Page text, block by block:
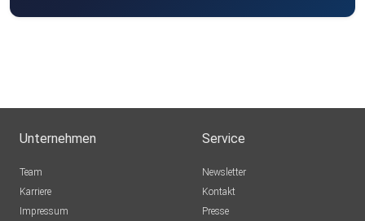
Unternehmen
Team
Karriere
Impressum
Service
Newsletter
Kontakt
Presse